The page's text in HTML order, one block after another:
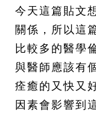
今天這篇貼文
關係，所以這
比較多的醫學
與醫師應該有
痊癒的又快又
因素會影響到